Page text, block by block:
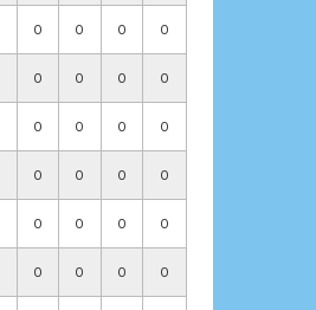
0 0 0 0
0 0 0 0
0 0 0 0
0 0 0 0
0 0 0 0
0 0 0 0